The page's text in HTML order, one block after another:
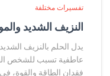
تفسيرات مختلفة
النزيف الشديد
يدل الحلم بالنزيف
عاطفية تسبب للشخص
فقدان الطاقة والقوة،